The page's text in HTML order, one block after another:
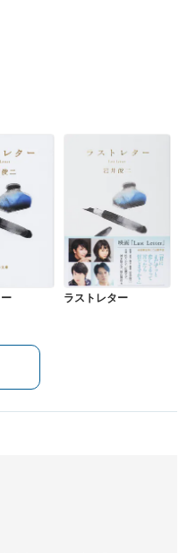
ラストレター